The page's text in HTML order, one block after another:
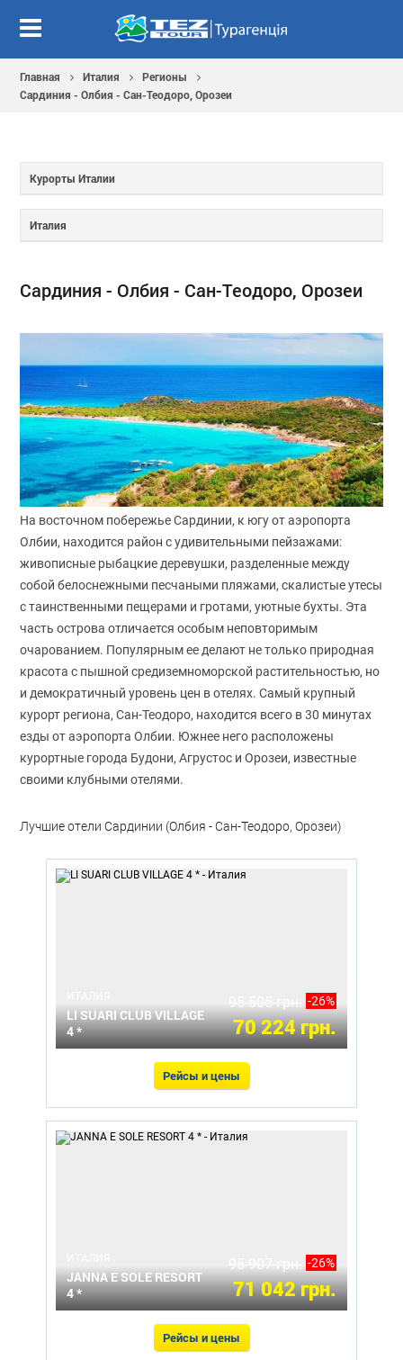
Главная Италия
Регионы
Сардиния - Олбия - Сан-Теодоро, Орозеи
Курорты Италии
Италия
Сардиния - Олбия - Сан-Теодоро, Орозеи
На восточном побережье Сардинии, к югу от аэропорта
Олбии, находится район с удивительными пейзажами:
живописные рыбацкие деревушки, разделенные между
собой белоснежными песчаными пляжами, скалистые утесы
с таинственными пещерами и гротами, уютные бухты. Эта
часть острова отличается особым неповторимым
очарованием. Популярным ее делают не только природная
красота с пышной средиземноморской растительностью, но
и демократичный уровень цен в отелях. Самый крупный
курорт региона, Сан-Теодоро, находится всего в 30 минутах
езды от аэропорта Олбии. Южнее него расположены
курортные города Будони, Агрустос и Орозеи, известные
своими клубными отелями.
Лучшие отели Сардинии (Олбия - Сан-Теодоро, Орозеи)
LI SUARI CLUB VILLAGE
4 *
95 505 грн. -26%
70 224 грн.
Рейсы и цены
JANNA E SOLE RESORT
4 *
95 907 грн. -26%
71 042 грн.
Рейсы и цены